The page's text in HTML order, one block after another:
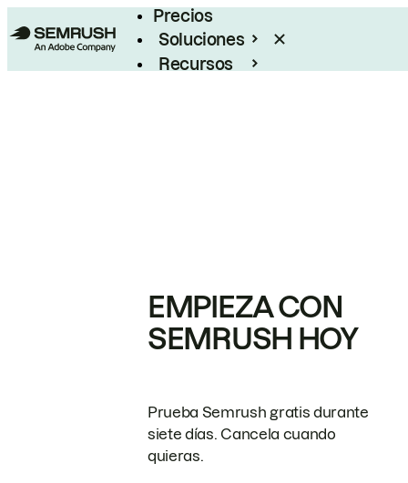
Precios
Soluciones
Recursos
EMPIEZA CON
SEMRUSH HOY
Prueba Semrush gratis durante
siete días. Cancela cuando
quieras.